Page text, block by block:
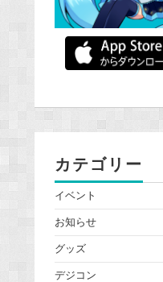
カテゴリー
イベント
お知らせ
グッズ
デジコン